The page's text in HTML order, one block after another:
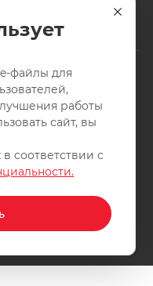
товаров
офертой. Все права
и фотографий
файлы для
работы
сайт, вы
в соответствии с